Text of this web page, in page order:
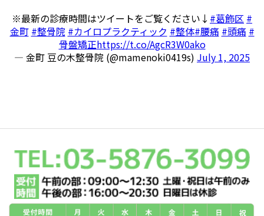
※最新の診療時間はツイートをご覧ください↓ #葛飾区 #
金町 #整骨院 #カイロプラクティック #整体#腰痛 #頭痛 #
骨盤矯正https://t.co/AgcR3W0ako
— 金町 豆の木整骨院 (@mamenoki0419s) July 1, 2025